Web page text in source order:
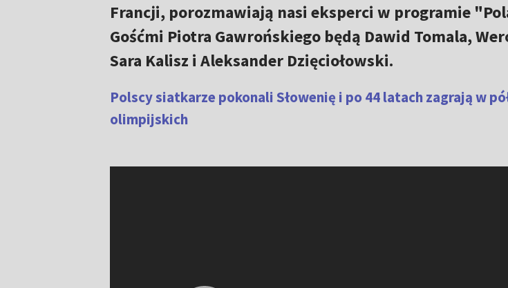
Francji, porozmawiają nasi eksperci w programie
Gośćmi Piotra Gawrońskiego będą Dawid Tomala,
Sara Kalisz i Aleksander Dzięciołowski.
Polscy siatkarze pokonali Słowenię i po 44 latach zagrają w
olimpijskich